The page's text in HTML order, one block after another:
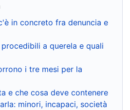
in concreto fra denuncia e
a querela e quali
i tre mesi per la
e che cosa deve contenere
minori, incapaci, società